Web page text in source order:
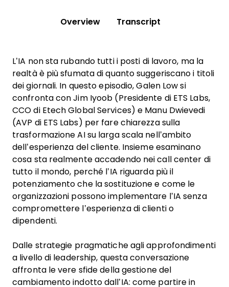
Overview Transcript
L’IA non sta rubando tutti i posti di lavoro, ma la
realtà è più sfumata di quanto suggeriscano i titoli
dei giornali. In questo episodio, Galen Low si
confronta con Jim Iyoob (Presidente di ETS Labs,
CCO di Etech Global Services) e Manu Dwievedi
(AVP di ETS Labs) per fare chiarezza sulla
trasformazione AI su larga scala nell’ambito
dell’esperienza del cliente. Insieme esaminano
cosa sta realmente accadendo nei call center di
tutto il mondo, perché l’IA riguarda più il
potenziamento che la sostituzione e come le
organizzazioni possono implementare l’IA senza
compromettere l’esperienza di clienti o
dipendenti.
Dalle strategie pragmatiche agli approfondimenti
a livello di leadership, questa conversazione
affronta le vere sfide della gestione del
cambiamento indotto dall’IA: come partire in